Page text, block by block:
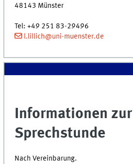
48143 Münster
Tel: +49 251 83-29496
l.lillich@uni-muenster.de
Informationen zur
Sprechstunde
Nach Vereinbarung.